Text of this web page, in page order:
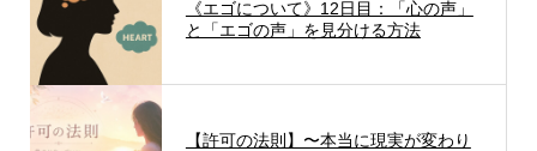
《エゴについて》12日目：「心の声」
と「エゴの声」を見分ける方法
【許可の法則】〜本当に現実が変わり